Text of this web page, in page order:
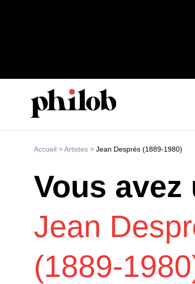
Accueil >Artistes >Jean Després (1889-1980)
Vous avez
Jean
(1889-